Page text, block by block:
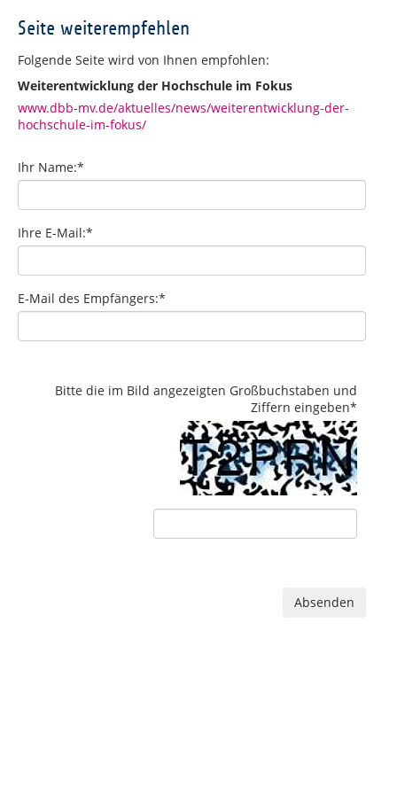
Seite weiterempfehlen
Folgende Seite wird von Ihnen empfohlen:
Weiterentwicklung der Hochschule im Fokus
www.dbb-mv.de/aktuelles/news/weiterentwicklung-der-
hochschule-im-fokus/
Ihr Name:*
Ihre E-Mail:*
E-Mail des Empfängers:*
Bitte die im Bild angezeigten Großbuchstaben und
Ziffern eingeben*
Absenden